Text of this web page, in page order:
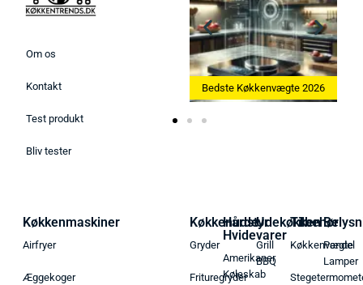
Om os
Kontakt
Test produkt
Bliv tester
Bedste Ismaskine 2026 Bedste Køkkenvægte 2026
Køkkenmaskiner
Airfryer
Æggekoger
Køkkenudstyr
Gryder
Frituregryder
Hårde
Hvidevarer
Amerikaner
Køleskab
Udekøkken
Grill
BBQ
Tilbehør
Køkkenvægte
Pendel
Lamper